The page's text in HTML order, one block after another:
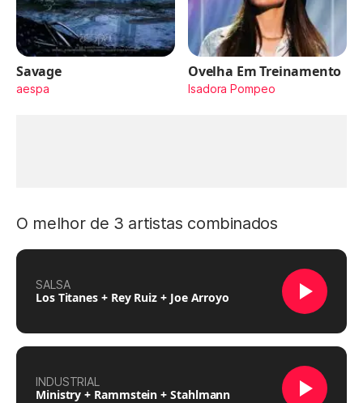
Savage
aespa
Ovelha Em Treinamento
Isadora Pompeo
O melhor de 3 artistas combinados
SALSA
Los Titanes + Rey Ruiz + Joe Arroyo
INDUSTRIAL
Ministry + Rammstein + Stahlmann